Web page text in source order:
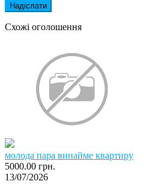
Надіслати
Схожі оголошення
молода пара винайме квартиру
5000.00 грн.
13/07/2026